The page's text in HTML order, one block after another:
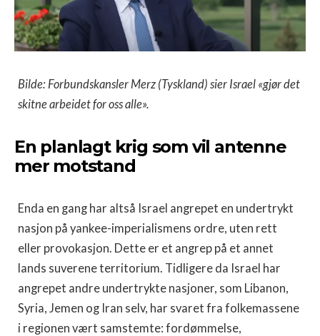
Bilde: Forbundskansler Merz (Tyskland) sier Israel «gjør det
skitne arbeidet for oss alle».
En planlagt krig som vil antenne
mer motstand
Enda en gang har altså Israel angrepet en undertrykt
nasjon på yankee-imperialismens ordre, uten rett
eller provokasjon. Dette er et angrep på et annet
lands suverene territorium. Tidligere da Israel har
angrepet andre undertrykte nasjoner, som Libanon,
Syria, Jemen og Iran selv, har svaret fra folkemassene
i regionen vært samstemte: fordømmelse,